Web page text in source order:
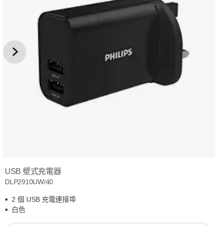
USB 壁式充電器
DLP2910UW/40
2 個 USB 充電連接埠
白色